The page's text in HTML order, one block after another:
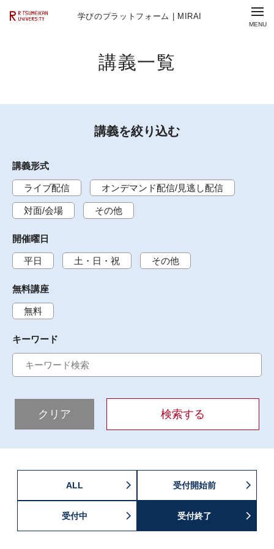
学びのプラットフォーム | MIRAI
講義一覧
講義を絞り込む
講義形式
ライブ配信 オンデマンド配信/見逃し配信
対面/会場 その他
開催曜日
平日 土・日・祝 その他
無料講座
無料
キーワード
クリア 検索する
ALL 受付開始前
受付中 受付終了